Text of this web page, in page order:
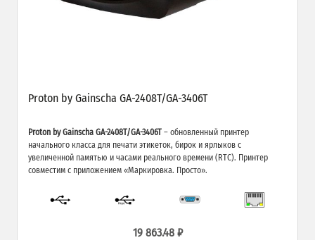
Proton by Gainscha GA-2408T/GA-3406T
Proton by Gainscha GA-2408T/GA-3406T – обновленный принтер
начального класса для печати этикеток, бирок и ярлыков с
увеличенной памятью и часами реального времени (RTC). Принтер
совместим с приложением «Маркировка. Просто».
19 863.48 ₽